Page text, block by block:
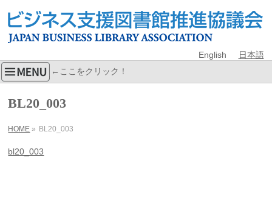
English 日本語
←ここをクリック！
BL20_003
HOME » BL20_003
bl20_003